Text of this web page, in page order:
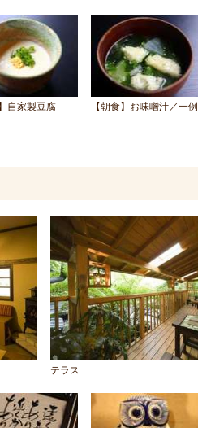
自家製豆腐 【朝食】お味噌汁／一例
テラス